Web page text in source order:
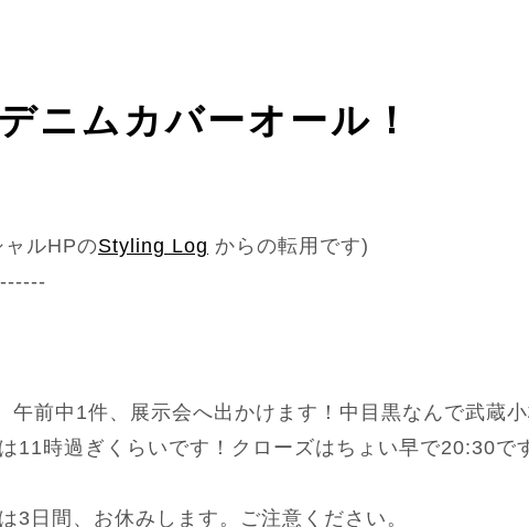
ニムカバーオール！
ルHPのStyling Log からの転用です)
午前中1件、展示会へ出かけます！中目黒なんで武蔵
11時過ぎくらいです！クローズはちょい早で20:30で
3日間、お休みします。ご注意ください。